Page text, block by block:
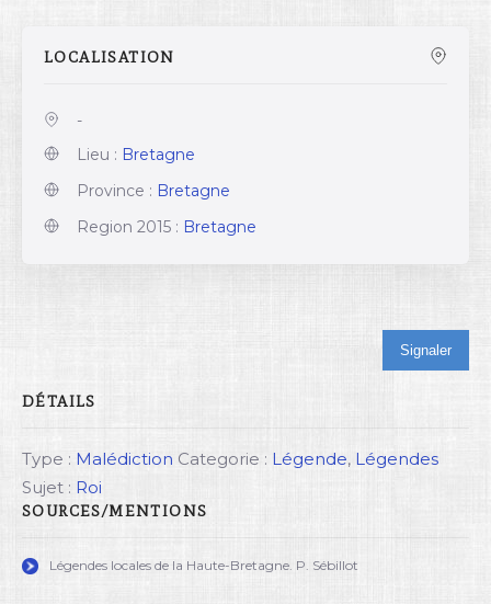
LOCALISATION
-
Lieu : Bretagne
Province : Bretagne
Region 2015 : Bretagne
Signaler
DÉTAILS
Type : Malédiction Categorie : Légende, Légendes
Sujet : Roi
SOURCES/MENTIONS
Légendes locales de la Haute-Bretagne. P. Sébillot